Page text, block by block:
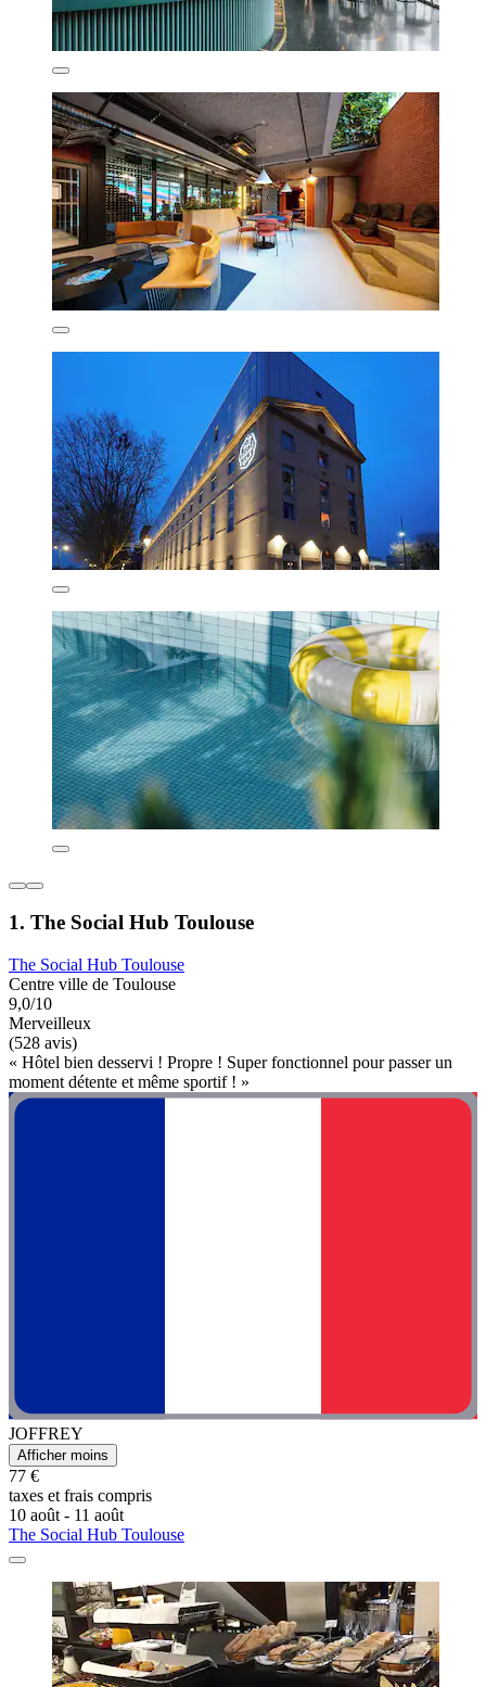
1. The Social Hub Toulouse
The Social Hub Toulouse
Centre ville de Toulouse
9,0/10
Merveilleux
(528 avis)
« Hôtel bien desservi ! Propre ! Super fonctionnel pour passer un
moment détente et même sportif ! »
JOFFREY
Afficher moins
77 €
taxes et frais compris
10 août - 11 août
The Social Hub Toulouse